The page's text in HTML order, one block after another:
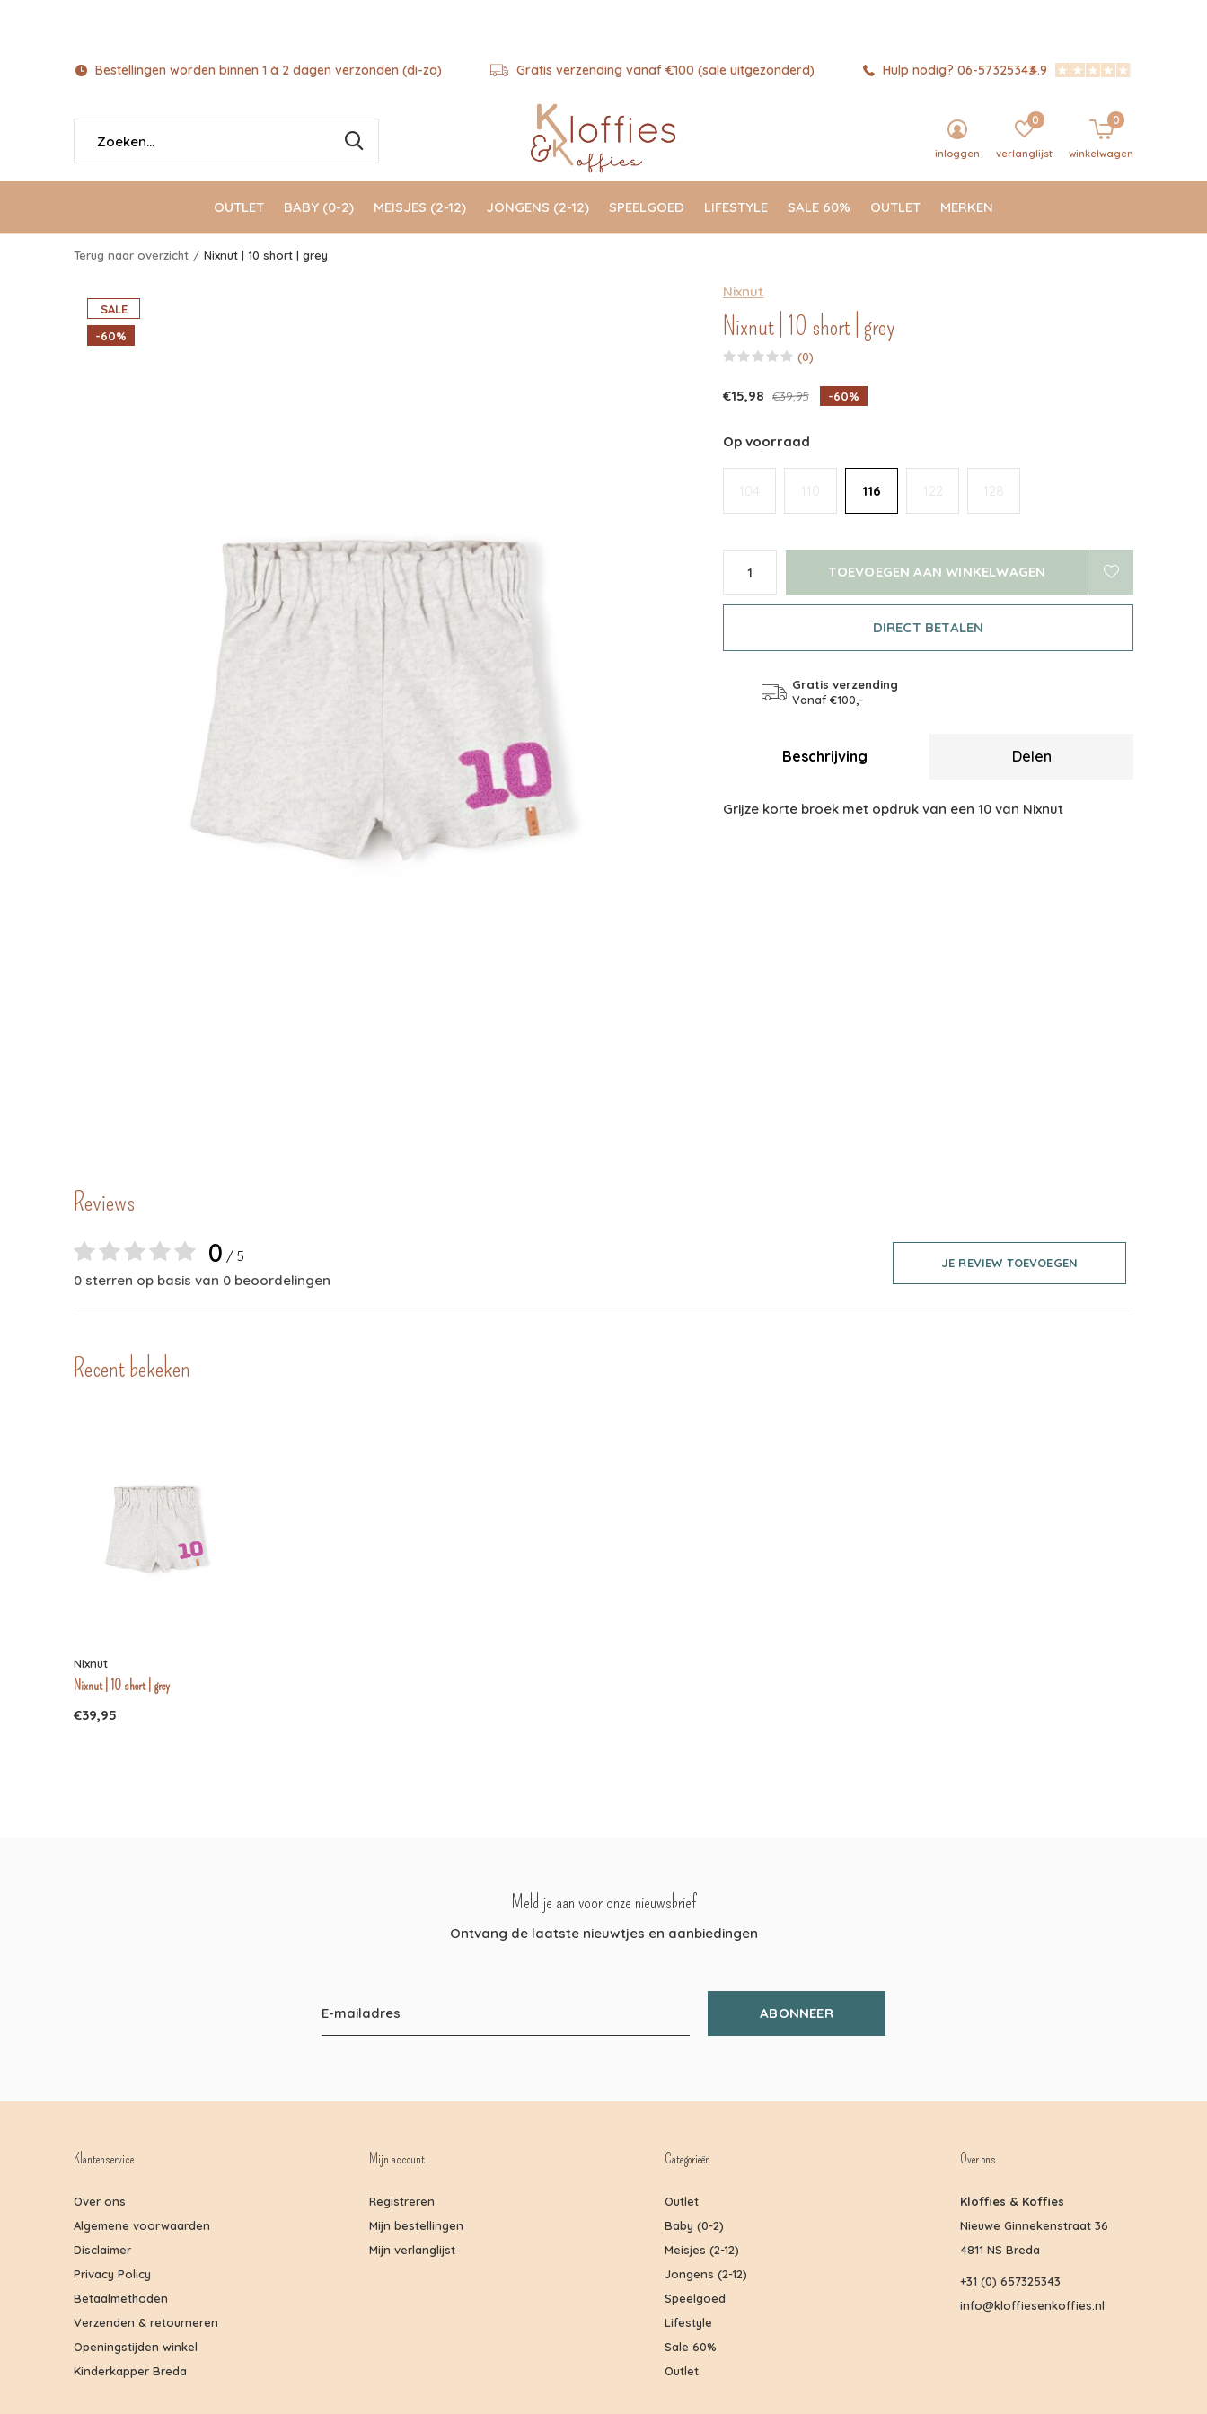
OUTLET BABY (0-2) MEISJES (2-12) JONGENS (2-12) SPEELGOED LIFESTYLE SALE 60% OUTLET MERKEN
inloggen verlanglijst
0
winkelwagen
0
Bestellingen worden binnen 1 à 2 dagen verzonden (di-za) Gratis verzending vanaf €100 (sale uitgezonderd) Hulp nodig? 06-573253434.9
Terug naar overzicht Nixnut | 10 short | grey
SALE
-60%
Nixnut
Nixnut | 10 short | grey
(0)
€15,98 €39,95 -60%
Op voorraad
104 110 116 122 128
TOEVOEGEN AAN WINKELWAGEN
DIRECT BETALEN
Gratis verzending
Vanaf €100,-
Beschrijving Delen
Grijze korte broek met opdruk van een 10 van Nixnut
Reviews
0 / 5
0 sterren op basis van 0 beoordelingen
JE REVIEW TOEVOEGEN
Recent bekeken
Nixnut
Nixnut | 10 short | grey
€39,95
Meld je aan voor onze nieuwsbrief
Ontvang de laatste nieuwtjes en aanbiedingen
ABONNEER
Klantenservice
Over ons
Algemene voorwaarden
Disclaimer
Privacy Policy
Betaalmethoden
Verzenden & retourneren
Openingstijden winkel
Kinderkapper Breda
Mijn account
Registreren
Mijn bestellingen
Mijn verlanglijst
Categorieën
Outlet
Baby (0-2)
Meisjes (2-12)
Jongens (2-12)
Speelgoed
Lifestyle
Sale 60%
Outlet
Over ons
Kloffies & Koffies
Nieuwe Ginnekenstraat 36
4811 NS Breda
+31 (0) 657325343
info@kloffiesenkoffies.nl